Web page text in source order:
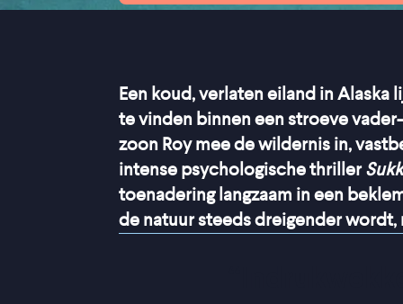
Een koud, verlaten eiland in
te vinden binnen een stroeve
zoon Roy mee de wildernis in,
intense psychologische thriller
toenadering langzaam in een
de natuur steeds dreigender wordt,